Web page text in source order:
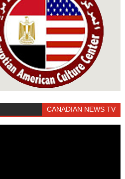
CANADIAN NEWS TV